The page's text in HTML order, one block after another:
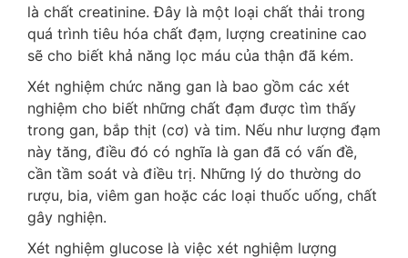
là chất creatinine. Đây là một loại chất thải trong
quá trình tiêu hóa chất đạm, lượng creatinine cao
sẽ cho biết khả năng lọc máu của thận đã kém.
Xét nghiệm chức năng gan là bao gồm các xét
nghiệm cho biết những chất đạm được tìm thấy
trong gan, bắp thịt (cơ) và tim. Nếu như lượng đạm
này tăng, điều đó có nghĩa là gan đã có vấn đề,
cần tầm soát và điều trị. Những lý do thường do
rượu, bia, viêm gan hoặc các loại thuốc uống, chất
gây nghiện.
Xét nghiệm glucose là việc xét nghiệm lượng